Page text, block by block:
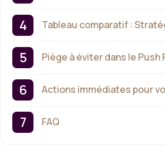
Tableau comparatif :
Piège à éviter dans le Push
Actions immédiates pour
FAQ